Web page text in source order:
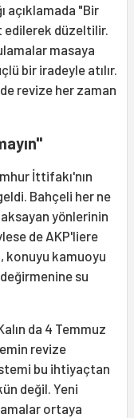
açıklamada "Bir
edilerek düzeltilir.
masaya
bir iradeyle atılır.
revize her zaman
İttifakı'nın
Bahçeli her ne
yönlerinin
de AKP'liere
konuyu kamuoyu
su
da 4 Temmuz
revize
bu ihtiyaçtan
değil. Yeni
ortaya